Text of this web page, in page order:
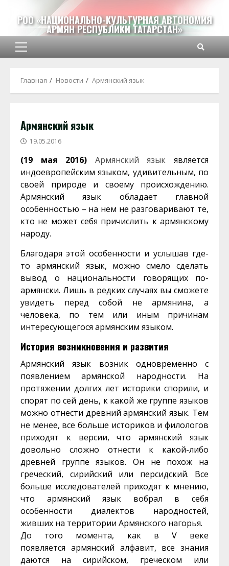
содержимому
РОО «НАЦИОНАЛЬНО-КУЛЬТУРНАЯ АВТОНОМИЯ
АРМЯН РЕСПУБЛИКИ ТАТАРСТАН»
Основное
Главная Новости Армянский язык
Армянский язык
19.05.2016
(19 мая 2016) Армянский язык является
индоевропейским языком, удивительным, по
своей природе и своему происхождению.
Армянский язык обладает главной
особенностью – на нем не разговаривают те,
кто не может себя причислить к армянскому
народу.
Благодаря этой особенности и услышав где-
то армянский язык, можно смело сделать
вывод о национальности говорящих по-
армянски. Лишь в редких случаях вы сможете
увидеть перед собой не армянина, а
человека, по тем или иным причинам
интересующегося армянским языком.
История возникновения и развития
Армянский язык возник одновременно с
появлением армянской народности. На
протяжении долгих лет историки спорили, и
спорят по сей день, к какой же группе языков
можно отнести древний армянский язык. Тем
не менее, все больше историков и филологов
приходят к версии, что армянский язык
довольно сложно отнести к какой-либо
древней группе языков. Он не похож на
греческий, сирийский или персидский. Все
больше исследователей приходят к мнению,
что армянский язык вобрал в себя
особенности диалектов народностей,
живших на территории Армянского нагорья.
До того момента, как в V веке
появляется армянский алфавит, все знания
даются на сирийском, греческом или